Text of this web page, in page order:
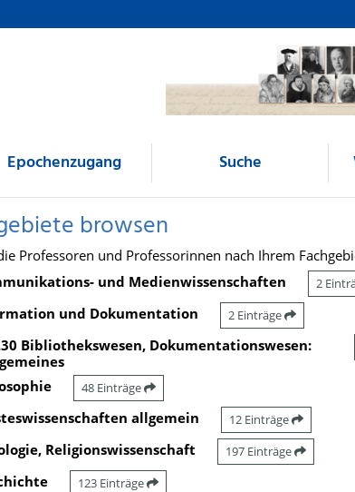
Epochenzugang Suche
browsen
Professoren und Professorinnen nach Ihrem
und Medienwissenschaften
2
und Dokumentation 2 Einträge
Bibliothekswesen, Dokumentationswesen:
48 Einträge
allgemein 12 Einträge
Religionswissenschaft 197 Einträge
123 Einträge